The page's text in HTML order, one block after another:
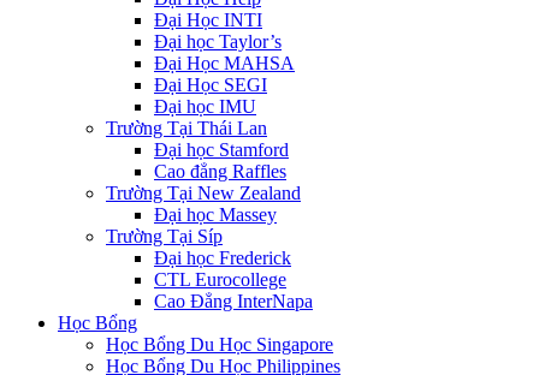
Đại Học INTI
Đại học Taylor’s
Đại Học MAHSA
Đại Học SEGI
Đại học IMU
Trường Tại Thái Lan
Đại học Stamford
Cao đẳng Raffles
Trường Tại New Zealand
Đại học Massey
Trường Tại Síp
Đại học Frederick
CTL Eurocollege
Cao Đẳng InterNapa
Học Bổng
Học Bổng Du Học Singapore
Học Bổng Du Học Philippines